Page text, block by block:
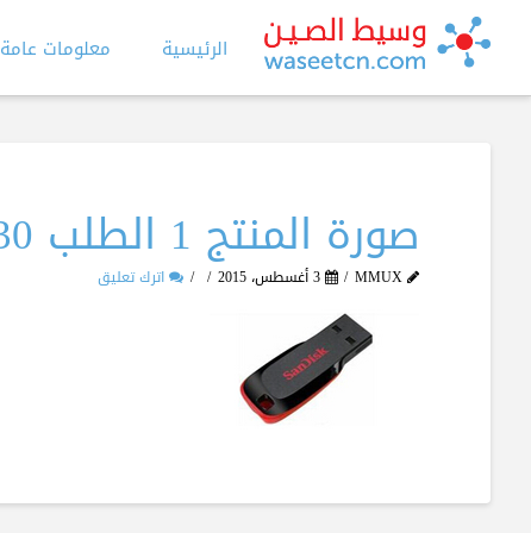
الرئيسية معلومات عامة
صورة المنتج 1 الطلب 30
MMUX 3 أغسطس، 2015 اترك تعليق